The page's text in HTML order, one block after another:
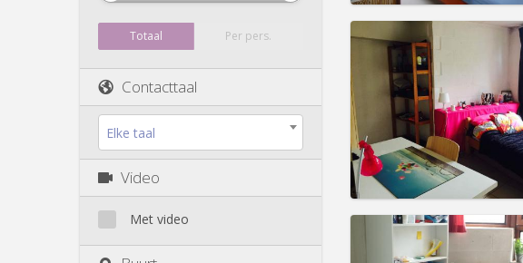
Totaal Per pers.
Contacttaal
Elke taal
Video
Met video
Praktische
Huur:440 €
Kosten:60 €
Duur: 12 maanden
Domiciliëring: